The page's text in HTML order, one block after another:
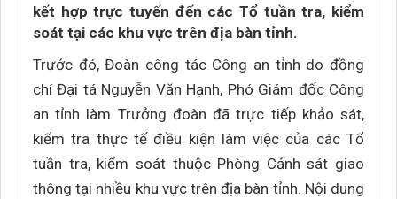
kết hợp trực tuyến đến các Tổ tuần tra, kiểm
soát tại các khu vực trên địa bàn tỉnh.
Trước đó, Đoàn công tác Công an tỉnh do đồng
chí Đại tá Nguyễn Văn Hạnh, Phó Giám đốc Công
an tỉnh làm Trưởng đoàn đã trực tiếp khảo sát,
kiểm tra thực tế điều kiện làm việc của các Tổ
tuần tra, kiểm soát thuộc Phòng Cảnh sát giao
thông tại nhiều khu vực trên địa bàn tỉnh. Nội dung